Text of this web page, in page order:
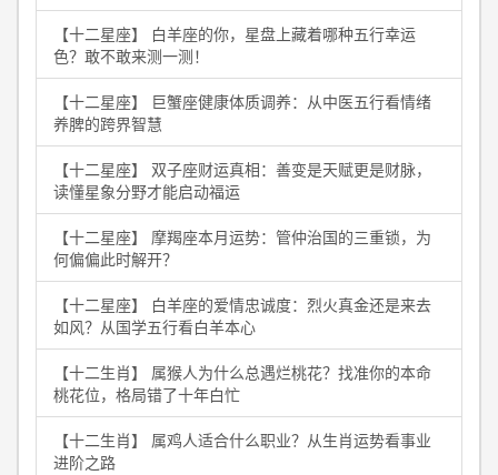
【十二星座】 白羊座的你，星盘上藏着哪种五行幸运
色？敢不敢来测一测！
【十二星座】 巨蟹座健康体质调养：从中医五行看情绪
养脾的跨界智慧
【十二星座】 双子座财运真相：善变是天赋更是财脉，
读懂星象分野才能启动福运
【十二星座】 摩羯座本月运势：管仲治国的三重锁，为
何偏偏此时解开？
【十二星座】 白羊座的爱情忠诚度：烈火真金还是来去
如风？从国学五行看白羊本心
【十二生肖】 属猴人为什么总遇烂桃花？找准你的本命
桃花位，格局错了十年白忙
【十二生肖】 属鸡人适合什么职业？从生肖运势看事业
进阶之路